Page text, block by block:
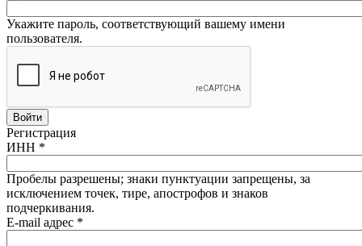
Укажите пароль, соответствующий вашему имени
пользователя.
Регистрация
ИНН *
Пробелы разрешены; знаки пунктуации запрещены, за
исключением точек, тире, апострофов и знаков
подчеркивания.
E-mail адрес *